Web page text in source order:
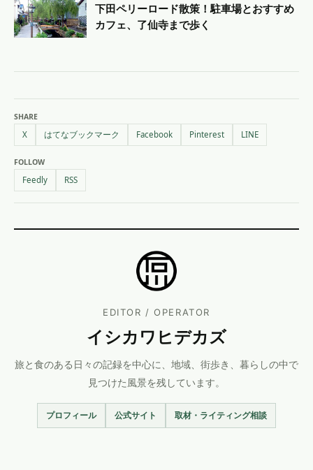
下田ペリーロード散策！駐車場とおすすめ
カフェ、了仙寺まで歩く
SHARE
X はてなブックマーク Facebook Pinterest LINE
FOLLOW
Feedly RSS
EDITOR / OPERATOR
イシカワヒデカズ
旅と食のある日々の記録を中心に、地域、街歩き、暮らしの中で
見つけた風景を残しています。
プロフィール 公式サイト 取材・ライティング相談